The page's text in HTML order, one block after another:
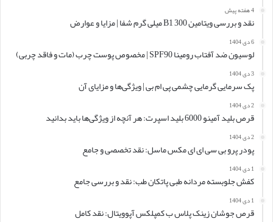
4 هفته پیش
نقد و بررسی ویتامین B1 300 میلی گرم شفا | مزایا و عوارض
6 دی 1404
لوسیون ضد آفتاب رومینا SPF90 | مخصوص پوست چرب (مات و فاقد چربی)
3 دی 1404
پک سرمایی گرمایی چشمی پی ام بی | ویژگی‌ها و مزایای آن
2 دی 1404
قرص بلید آمینو 6000 بلید اسپرت: هر آنچه از ویژگی‌ها باید بدانید
2 دی 1404
پودر پرو بی سی ای ای مکس ماسل: نقد تخصصی و جامع
1 دی 1404
کفش جلوبسته مردانه طبی پاتکان طب: نقد و بررسی جامع
1 دی 1404
قرص جوشان زینک پلاس ب کمپلکس آپوویتال: نقد کامل